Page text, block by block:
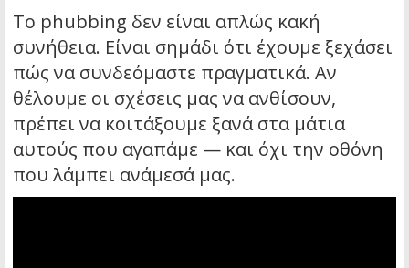
Το phubbing δεν είναι απλώς κακή
συνήθεια. Είναι σημάδι ότι έχουμε ξεχάσει
πώς να συνδεόμαστε πραγματικά. Αν
θέλουμε οι σχέσεις μας να ανθίσουν,
πρέπει να κοιτάξουμε ξανά στα μάτια
αυτούς που αγαπάμε — και όχι την οθόνη
που λάμπει ανάμεσά μας.